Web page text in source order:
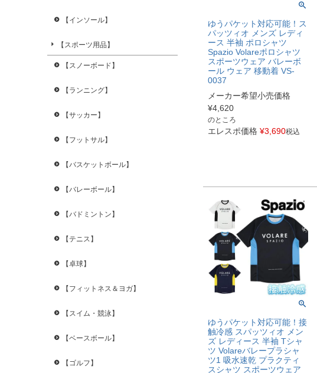
【インソール】
【スポーツ用品】
【スノーボード】
【ランニング】
【サッカー】
【フットサル】
【バスケットボール】
【バレーボール】
【バドミントン】
【テニス】
【卓球】
【フィットネス＆ヨガ】
【スイム・競泳】
【ベースボール】
【ゴルフ】
ゆうパケット対応可能！ス
パッツィオ メンズ レディ
ース 半袖 ポロシャツ
Spazio Volareポロシャツ
スポーツウェア バレーボ
ール ウェア 移動着 VS-
0037
メーカー希望小売価格
¥4,620
のところ
エレスポ価格 ¥3,690税込
ゆうパケット対応可能！接
触冷感 スパッツィオ メン
ズ レディース 半袖 Tシャ
ツ Volareバレープラシャ
ツ1 吸水速乾 プラクティ
スシャツ スポーツウェア